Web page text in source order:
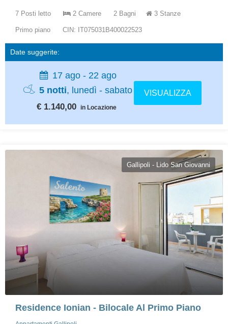
7 Posti letto 2 Camere 2 Bagni 3 Stanze
Primo piano CIN: IT075031B400022523
Date suggerite:
17 ago - 22 ago
5 notti, lunedì - sabato
€ 1.140,00 in Locazione
VISUALIZZA
Gallipoli - Lido San Giovanni
Residence Ionian - Bilocale Al Primo Piano